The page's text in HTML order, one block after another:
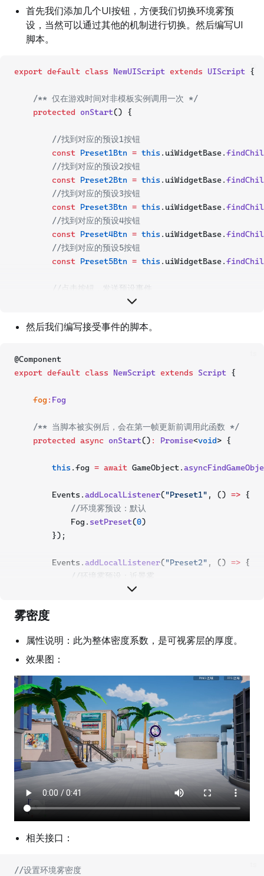
首先我们添加几个UI按钮，方便我们切换环境雾预
设，当然可以通过其他的机制进行切换。然后编写UI
脚本。
ts
export default class NewUIScript extends UIScript {
/** 仅在游戏时间对非模板实例调用一次 */
protected
onStart() {
//找到对应的预设1按钮
const
Preset1Btn = this .uiWidgetBase.
//找到对应的预设2按钮
const
Preset2Btn = this .uiWidgetBase.
//找到对应的预设3按钮
const
Preset3Btn = this .uiWidgetBase.
//找到对应的预设4按钮
const
Preset4Btn = this .uiWidgetBase.
//找到对应的预设5按钮
const
Preset5Btn = this .uiWidgetBase.
//点击按钮，发送预设事件
        Preset1Btn.onPressed.
        });
//点击按钮，发送预设事件
        Preset2Btn.onPressed.
add(() => {
        });
//点击按钮，发送预设事件
        Preset3Btn.onPressed.
add(() => {
        });
//点击按钮，发送预设事件
        Preset4Btn.onPressed.
            Event.
dispatchToLocal
        });
//点击按钮，发送预设事件
        Preset5Btn.onPressed.
add
dispatchToLocal
然后我们编写接受事件的脚本。
@Component
export default class NewScript extends Script {
fog : Fog
/** 当脚本被实例后，会在第一帧更新前调用此函数 */
protected async onStart() : Promise<void> {
this .fog = await GameObject.
        Events.
addLocalListener("Preset1" , () => {
//环境雾预设：默认
            Fog.
setPreset(0)
        });
        Events.
addLocalListener("Preset2" , () => {
//环境雾预设：近景雾
setPreset(
        });
        Events.
addLocalListener("Preset3", () =>
        });
        Events.
addLocalListener("Preset4" , () => {
//环境雾预设：地下雾
            Fog.
setPreset(3
        });
        Events.
addLocalListener "Preset5", () =>
{
//环境雾预设：沙漠雾
            Fog.
setPreset(4)
        });
雾密度
属性说明：此为整体密度系数，是可视雾层的厚度。
效果图：
相关接口：
//设置环境雾密度